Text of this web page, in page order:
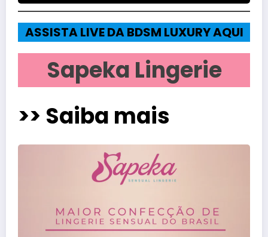
ASSISTA LIVE DA BDSM LUXURY AQUI
Sapeka Lingerie
>> Saiba mais